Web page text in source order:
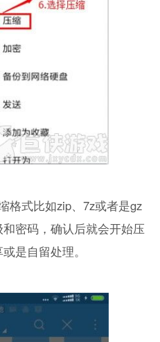
格式比如zip、7z或者是gz
密码，确认后就会开始压
是自留处理。